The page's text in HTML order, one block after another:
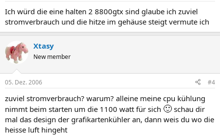
Ich würd die eine halten 2 8800gtx sind glaube ich zuviel
stromverbrauch und die hitze im gehäuse steigt vermute ich
Xtasy
New member
05. Dez. 2006 #4
zuviel stromverbrauch? warum? alleine meine cpu kühlung
nimmt beim starten um die 1100 watt für sich 🙂 schau dir
mal das design der grafikartenkühler an, dann weis du wo die
heisse luft hingeht